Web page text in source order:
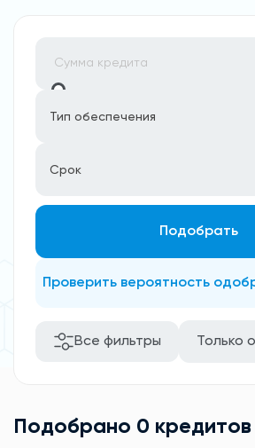
Тип обеспечения
Срок
Подобрать
Проверить вероятность
Все фильтры Только
Подобрано 0 кредитов